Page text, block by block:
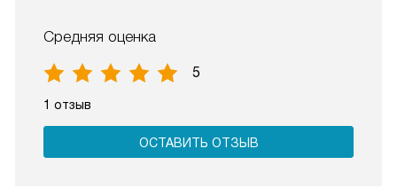
Средняя оценка
5
1 отзыв
ОСТАВИТЬ ОТЗЫВ